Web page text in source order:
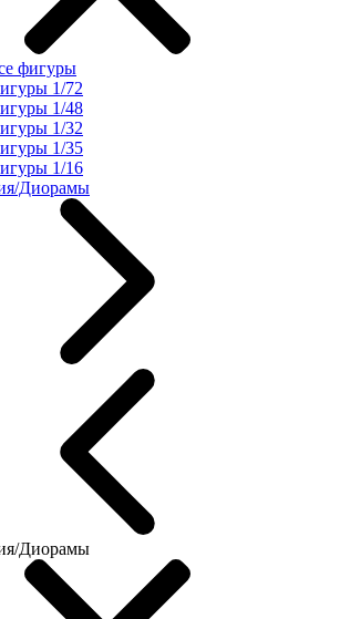
фигуры
1/72
1/48
1/32
1/35
1/16
Диорамы
Диорамы